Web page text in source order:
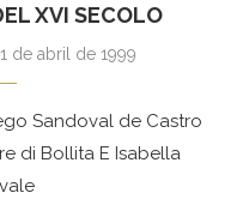
XVI SECOLO
1 de abril de 1999
Sandoval de Castro
di Bollita E Isabella